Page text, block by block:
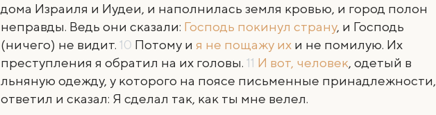
дома Израиля и Иудеи, и наполнилась земля кровью, и город полон
неправды. Ведь они сказали: Господь покинул страну, и Господь
(ничего) не видит. 10 Потому и я не пощажу их и не помилую. Их
преступления я обратил на их головы. 11 И вот, человек, одетый в
льняную одежду, у которого на поясе письменные принадлежности,
ответил и сказал: Я сделал так, как ты мне велел.